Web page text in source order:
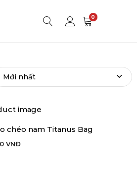
0
GIỎ HÀNG
chéo nam Titanus Bag
VNĐ